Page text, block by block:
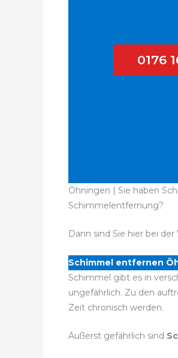
0176
Öhningen | Sie haben
Schimmelentfernung?
Dann sind Sie hier bei
Schimmel entfernen
Schimmel gibt es in
ungefährlich. Zu den
Zeit chronisch werden.
Äußerst gefährlich sind